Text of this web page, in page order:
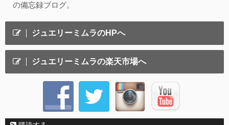
の備忘録ブログ。
ジュエリーミムラのHPへ
ジュエリーミムラの楽天市場へ